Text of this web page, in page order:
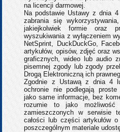
na licencji darmowej.
Na podstawie Ustawy z dnia
zabrania się
jakiejkolwiek formie oraz
wyszukiwania z wyłączeniem
NetSprint, DuckDuckGo,
artykułów, opisów, zdjęć oraz
graficznych, wideo lub audio
pisemnej zgody lub zgody
Drogą Elektroniczną ich
Zgodnie z Ustawą z dnia 4
ochronie nie podlegają
jako same informacje, bez
rozumie to jako możliwość
zamieszczonych w serwisie
całości lub części artykułów
poszczególnym materiale